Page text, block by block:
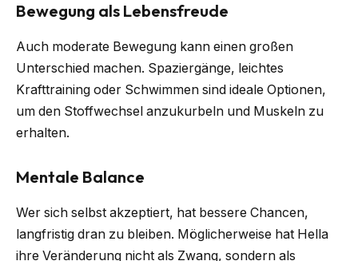
Bewegung als Lebensfreude
Auch moderate Bewegung kann einen großen
Unterschied machen. Spaziergänge, leichtes
Krafttraining oder Schwimmen sind ideale Optionen,
um den Stoffwechsel anzukurbeln und Muskeln zu
erhalten.
Mentale Balance
Wer sich selbst akzeptiert, hat bessere Chancen,
langfristig dran zu bleiben. Möglicherweise hat Hella
ihre Veränderung nicht als Zwang, sondern als